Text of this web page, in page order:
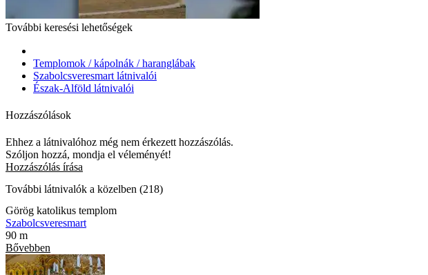
További keresési lehetőségek
Templomok / kápolnák / haranglábak
Szabolcsveresmart látnivalói
Észak-Alföld látnivalói
Hozzászólások
Ehhez a látnivalóhoz még nem érkezett hozzászólás.
Szóljon hozzá, mondja el véleményét!
Hozzászólás írása
További látnivalók a közelben (218)
Görög katolikus templom
Szabolcsveresmart
90 m
Bővebben